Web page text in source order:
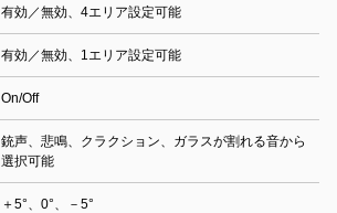
有効／無効、4エリア設定可能
有効／無効、1エリア設定可能
On/Off
銃声、悲鳴、クラクション、ガラスが割れる音から
選択可能
＋5°、0°、－5°